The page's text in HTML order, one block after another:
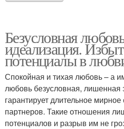
Безусловная
идеализация.
потенциалы в
Спокойная и тихая любовь – а
любовь безусловная, лишенная
гарантирует длительное
партнеров. Такие отношения
потенциалов и разрыв им не